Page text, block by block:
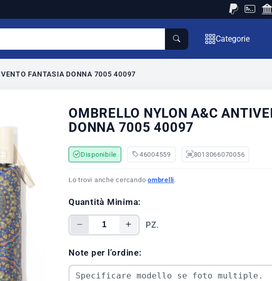
Categorie
FANTASIA DONNA 7005 40097
OMBRELLO NYLON A&C
DONNA 7005 40097
Disponibile 46004559 8013066070056
Lo trovi anche cercando ombrelli.
Quantità Minima:
PZ.
Note per l’ordine: